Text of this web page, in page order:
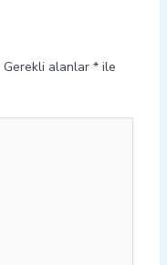
Gerekli alanlar *ile